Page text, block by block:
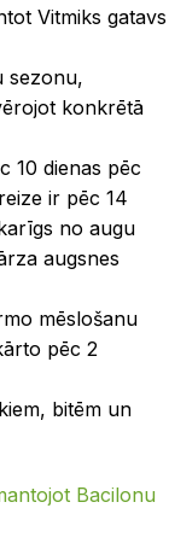
Vitmiks gatavs
sezonu,
konkrētā
10 dienas pēc
ir pēc 14
no augu
augsnes
mēslošanu
pēc 2
bitēm un
Bacilonu